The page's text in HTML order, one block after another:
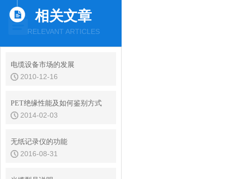
相关文章
RELEVANT ARTICLES
电缆设备市场的发展
2010-12-16
PET绝缘性能及如何鉴别方式
2014-02-03
无纸记录仪的功能
2016-08-31